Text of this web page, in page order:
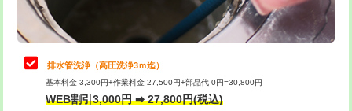
排水管工事（排水管工事/3ｍまで） 55,000円
排水管工事（追加 排水管工事/3ｍ超
え）
マス交換（土の掘削・埋め戻し作業）
理・調整・分解・加工など（軽作業）
止水・漏水調査・防水処理・清掃・修
理・調整・分解・加工など（中作業）
22,000円
止水・漏水調査・防水処理・清掃・修
理・調整・分解・加工など（重作業）
33,000円
排水管洗浄（高圧洗浄3ｍ迄）
基本料金 3,300円+作業料金 27,500円+部品代 0円=30,800円
WEB割引3,000円 ➡ 27,800円(税込)